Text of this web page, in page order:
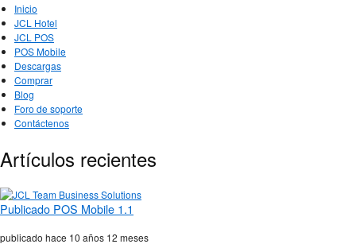
Inicio
JCL Hotel
JCL POS
POS Mobile
Descargas
Comprar
Blog
Foro de soporte
Contáctenos
Artículos recientes
Publicado POS Mobile 1.1
publicado hace 10 años 12 meses